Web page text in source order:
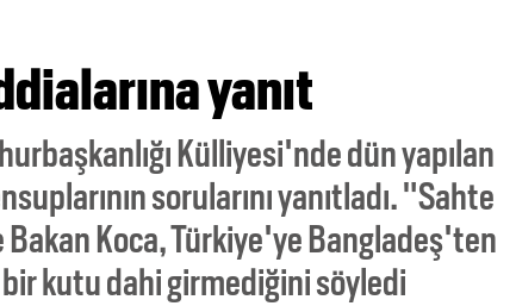
yanıt
Külliyesi'nde dün yapılan
sorularını yanıtladı. "Sahte
Bakan Koca, Türkiye'ye Bangladeş'ten
kutu dahi girmediğini söyledi